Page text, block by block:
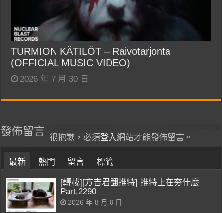
TURMION KÄTILÖT – Raivotarjonta
(OFFICIAL MUSIC VIDEO)
2026 年 7 月 30 日
發佈留言
很抱歉，必須登入網站才能發佈留言。
最新 熱門 留言 標籤
[轉載][方吉君翻推特] 推特上在夯什麼
Part.2290
2026 年 8 月 8 日